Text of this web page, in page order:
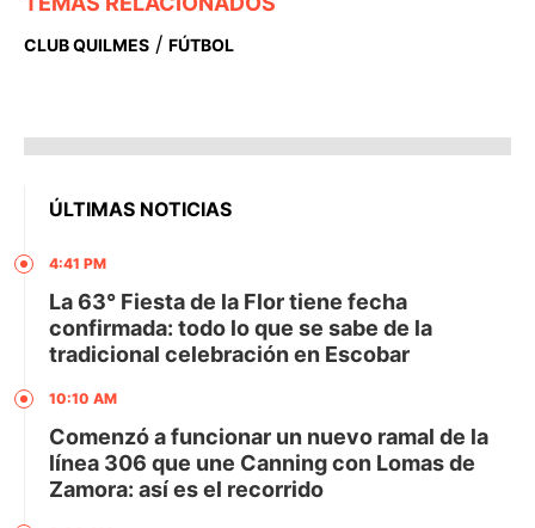
CLUB QUILMES / FÚTBOL
ÚLTIMAS NOTICIAS
4:41 PM
La 63° Fiesta de la Flor tiene fecha
confirmada: todo lo que se sabe de la
tradicional celebración en Escobar
10:10 AM
Comenzó a funcionar un nuevo ramal de la
línea 306 que une Canning con Lomas de
Zamora: así es el recorrido